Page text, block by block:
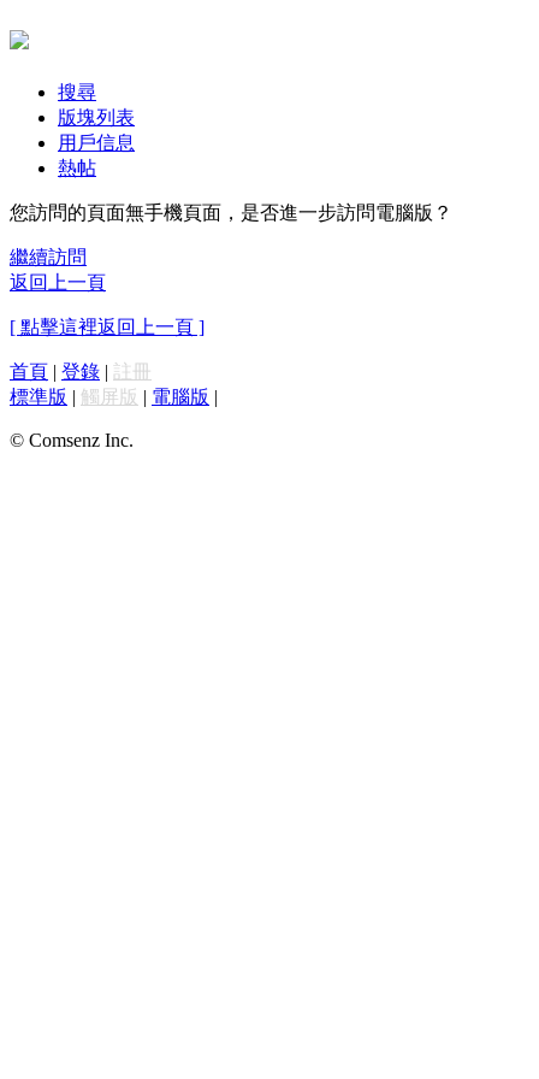
搜尋
版塊列表
用戶信息
熱帖
您訪問的頁面無手機頁面，是否進一步訪問電腦版？
繼續訪問
返回上一頁
[ 點擊這裡返回上一頁 ]
首頁 | 登錄 | 註冊
標準版 | 觸屏版 | 電腦版 |
© Comsenz Inc.